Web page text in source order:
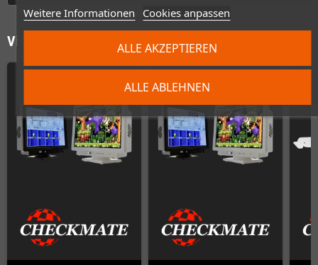
Weitere Informationen Cookies anpassen
ALLE ABLEHNEN
ALLE AKZEPTIEREN
Vielleicht wäre das auch was für Dich